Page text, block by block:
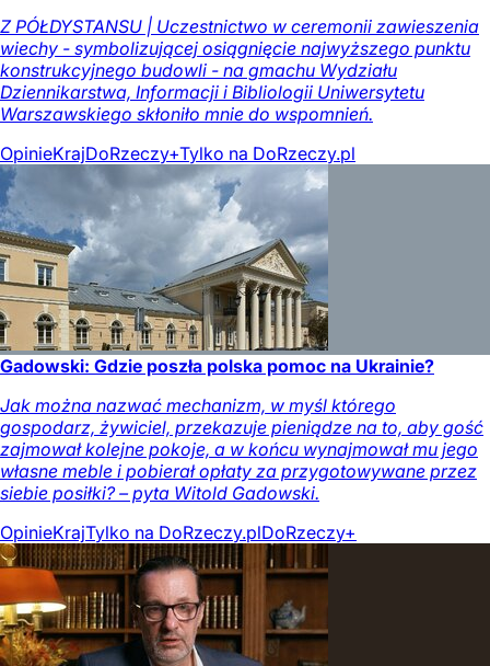
Z PÓŁDYSTANSU | Uczestnictwo w ceremonii zawieszenia
wiechy - symbolizującej osiągnięcie najwyższego punktu
konstrukcyjnego budowli - na gmachu Wydziału
Dziennikarstwa, Informacji i Bibliologii Uniwersytetu
Warszawskiego skłoniło mnie do wspomnień.
OpinieKrajDoRzeczy+Tylko na DoRzeczy.pl
Gadowski: Gdzie poszła polska pomoc na Ukrainie?
Jak można nazwać mechanizm, w myśl którego
gospodarz, żywiciel, przekazuje pieniądze na to, aby gość
zajmował kolejne pokoje, a w końcu wynajmował mu jego
własne meble i pobierał opłaty za przygotowywane przez
siebie posiłki? – pyta Witold Gadowski.
OpinieKrajTylko na DoRzeczy.plDoRzeczy+